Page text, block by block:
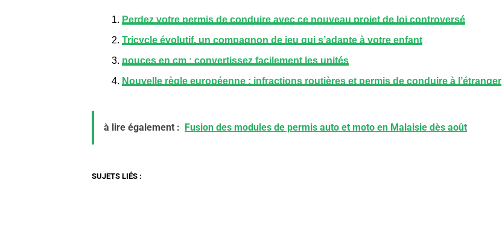
Perdez votre permis de conduire avec ce nouveau projet de loi controversé
Tricycle évolutif, un compagnon de jeu qui s’adapte à votre enfant
pouces en cm : convertissez facilement les unités
Nouvelle règle européenne : infractions routières et permis de conduire à l’étranger
à lire également : Fusion des modules de permis auto et moto en Malaisie dès août